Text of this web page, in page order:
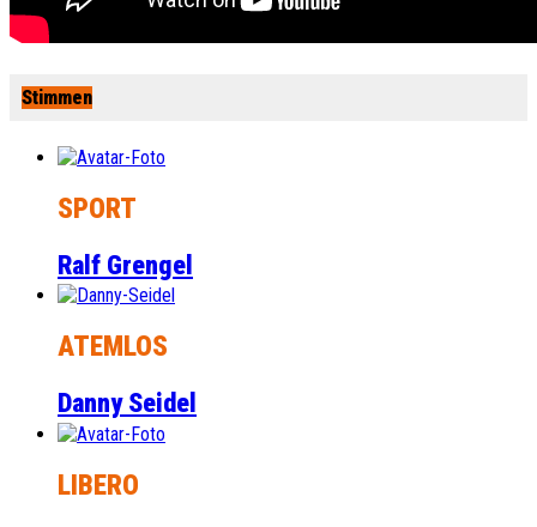
Stimmen
SPORT
Ralf Grengel
ATEMLOS
Danny Seidel
LIBERO